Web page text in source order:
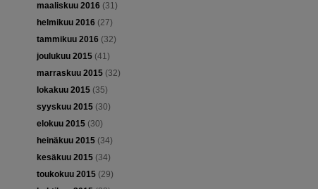
maaliskuu 2016 (31)
helmikuu 2016 (27)
tammikuu 2016 (32)
joulukuu 2015(41)
marraskuu 2015(32)
lokakuu 2015(35)
syyskuu 2015(30)
elokuu 2015(30)
heinäkuu 2015(34)
kesäkuu 2015(34)
toukokuu 2015(29)